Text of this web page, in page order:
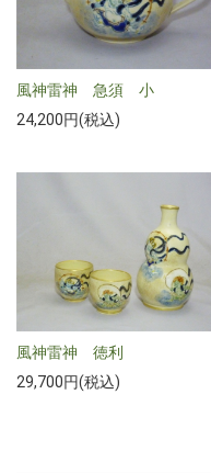
風神雷神 急須 小
24,200円(税込)
風神雷神 徳利
29,700円(税込)